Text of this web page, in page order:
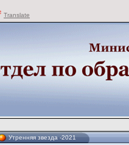
Translate
Утренняя звезда -2021